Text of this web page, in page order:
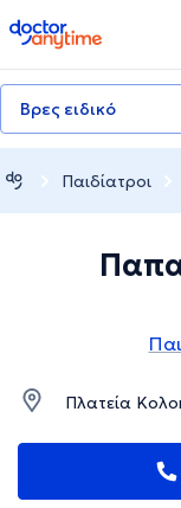
doctoranytime
Βρες ειδικό
Παιδίατροι
Πλατεία